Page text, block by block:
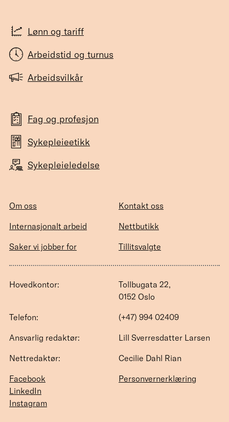
Lønn og tariff
Arbeidstid og turnus
Arbeidsvilkår
Fag og profesjon
Sykepleieetikk
Sykepleieledelse
Om oss
Kontakt oss
Internasjonalt arbeid
Nettbutikk
Saker vi jobber for
Tillitsvalgte
Hovedkontor:
Tollbugata 22,
0152 Oslo
Telefon:
(+47) 994 02409
Ansvarlig redaktør:
Lill Sverresdatter Larsen
Nettredaktør:
Cecilie Dahl Rian
Facebook
LinkedIn
Instagram
Personvernerklæring